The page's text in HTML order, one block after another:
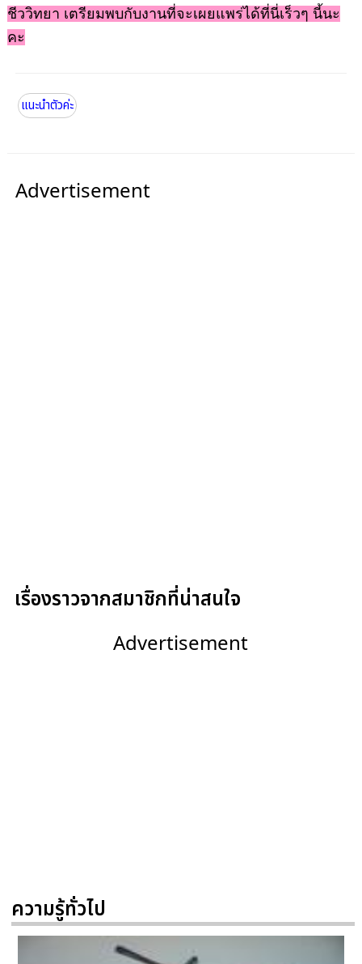
ชีววิทยา เตรียมพบกับงานที่จะเผยแพร่ได้ที่นี่เร็วๆ นี้นะ
คะ
แนะนำตัวค่ะ
Advertisement
เรื่องราวจากสมาชิกที่น่าสนใจ
Advertisement
ความรู้ทั่วไป